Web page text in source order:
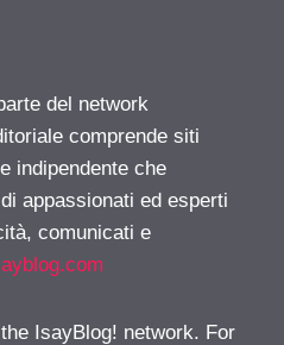
del network
comprende siti
indipendente che
appassionati ed esperti
comunicati e
IsayBlog! network. For